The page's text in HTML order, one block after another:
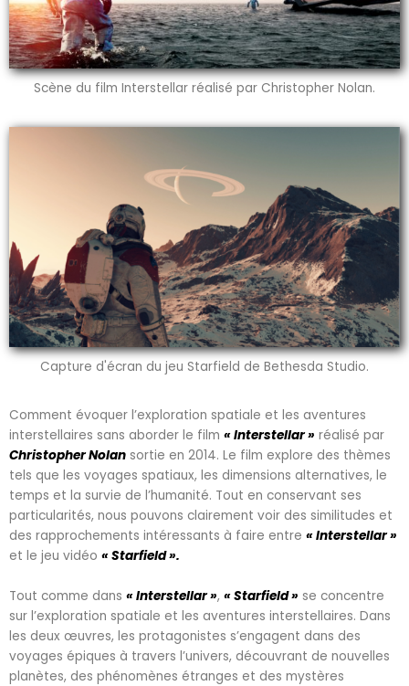
Scène du film Interstellar réalisé par Christopher Nolan.
Capture d'écran du jeu Starfield de Bethesda Studio.
Comment évoquer l’exploration spatiale et les aventures
interstellaires sans aborder le film « Interstellar » réalisé par
Christopher Nolan sortie en 2014. Le film explore des thèmes
tels que les voyages spatiaux, les dimensions alternatives, le
temps et la survie de l’humanité. Tout en conservant ses
particularités, nous pouvons clairement voir des similitudes et
des rapprochements intéressants à faire entre « Interstellar »
et le jeu vidéo « Starfield ».
Tout comme dans « Interstellar », « Starfield » se concentre
sur l’exploration spatiale et les aventures interstellaires. Dans
les deux œuvres, les protagonistes s’engagent dans des
voyages épiques à travers l’univers, découvrant de nouvelles
planètes, des phénomènes étranges et des mystères